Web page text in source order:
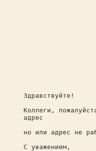
Здравствуйте!
Коллеги,
адрес
но или адрес не
С уважением,